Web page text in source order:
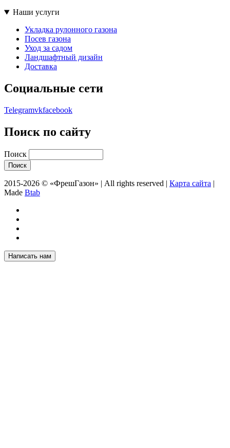
Наши услуги
Укладка рулонного газона
Посев газона
Уход за садом
Ландшафтный дизайн
Доставка
Социальные сети
Telegramvkfacebook
Поиск по сайту
Поиск
2015-2026 © «ФрешГазон» | All rights reserved | Карта сайта |
Made Btab
Написать нам